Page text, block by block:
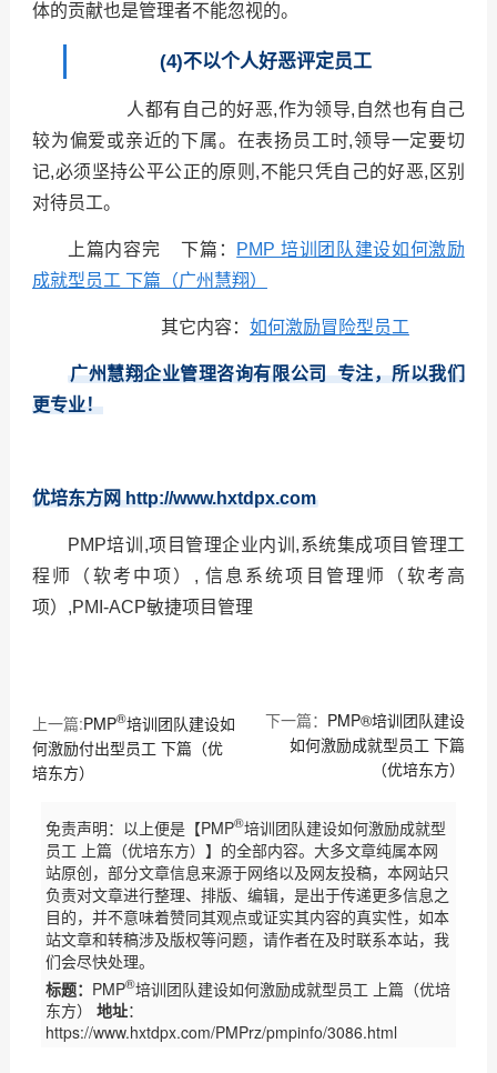
体的贡献也是管理者不能忽视的。
(4)不以个人好恶评定员工
人都有自己的好恶,作为领导,自然也有自己
较为偏爱或亲近的下属。在表扬员工时,领导一定要切
记,必须坚持公平公正的原则,不能只凭自己的好恶,区别
对待员工。
上篇内容完 下篇：
PMP 培训团队建设如何激励
成就型员工 下篇（广州慧翔）
其它内容： 如何激励冒险型员工
广州慧翔企业管理咨询有限公司 专注，所以我们
更专业！
优培东方网 http://www.hxtdpx.com
PMP培训,项目管理企业内训,系统集成项目管理工
程师（软考中项）, 信息系统项目管理师（软考高
项）,PMI-ACP敏捷项目管理
上一篇:PMP®培训团队建设如
何激励付出型员工 下篇（优
培东方）
下一篇： PMP®培训团队建设
如何激励成就型员工 下篇
（优培东方）
免责声明：以上便是【PMP®培训团队建设如何激励成就型
员工 上篇（优培东方）】的全部内容。大多文章纯属本网
站原创，部分文章信息来源于网络以及网友投稿，本网站只
负责对文章进行整理、排版、编辑，是出于传递更多信息之
目的，并不意味着赞同其观点或证实其内容的真实性，如本
站文章和转稿涉及版权等问题，请作者在及时联系本站，我
们会尽快处理。
标题： PMP®培训团队建设如何激励成就型员工 上篇（优培
东方） 地址：
https://www.hxtdpx.com/PMPrz/pmpinfo/3086.html